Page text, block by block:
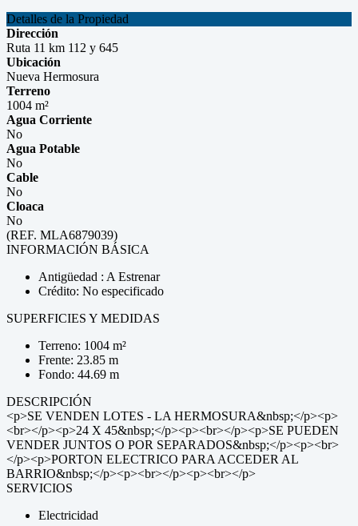
Detalles de la Propiedad
Dirección
Ruta 11 km 112 y 645
Ubicación
Nueva Hermosura
Terreno
1004 m²
Agua Corriente
No
Agua Potable
No
Cable
No
Cloaca
No
(REF. MLA6879039)
INFORMACIÓN BÁSICA
Antigüedad : A Estrenar
Crédito: No especificado
SUPERFICIES Y MEDIDAS
Terreno: 1004 m²
Frente: 23.85 m
Fondo: 44.69 m
DESCRIPCIÓN
<p>SE VENDEN LOTES - LA HERMOSURA&nbsp;</p><p>
<br></p><p>24 X 45&nbsp;</p><p><br></p><p>SE PUEDEN
VENDER JUNTOS O POR SEPARADOS&nbsp;</p><p><br>
</p><p>PORTON ELECTRICO PARA ACCEDER AL
BARRIO&nbsp;</p><p><br></p><p><br></p>
SERVICIOS
Electricidad